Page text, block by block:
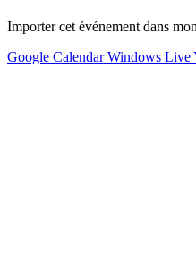
Importer cet événement dans
Google CalendarWindows Live